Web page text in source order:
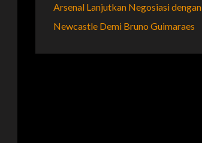
Arsenal Lanjutkan Negosiasi dengan
Newcastle Demi Bruno Guimaraes